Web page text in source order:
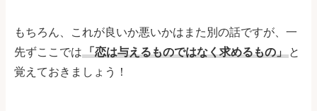
もちろん、これが良いか悪いかはまた別の話ですが、一
先ずここでは「恋は与えるものではなく求めるもの」 と
覚えておきましょう！